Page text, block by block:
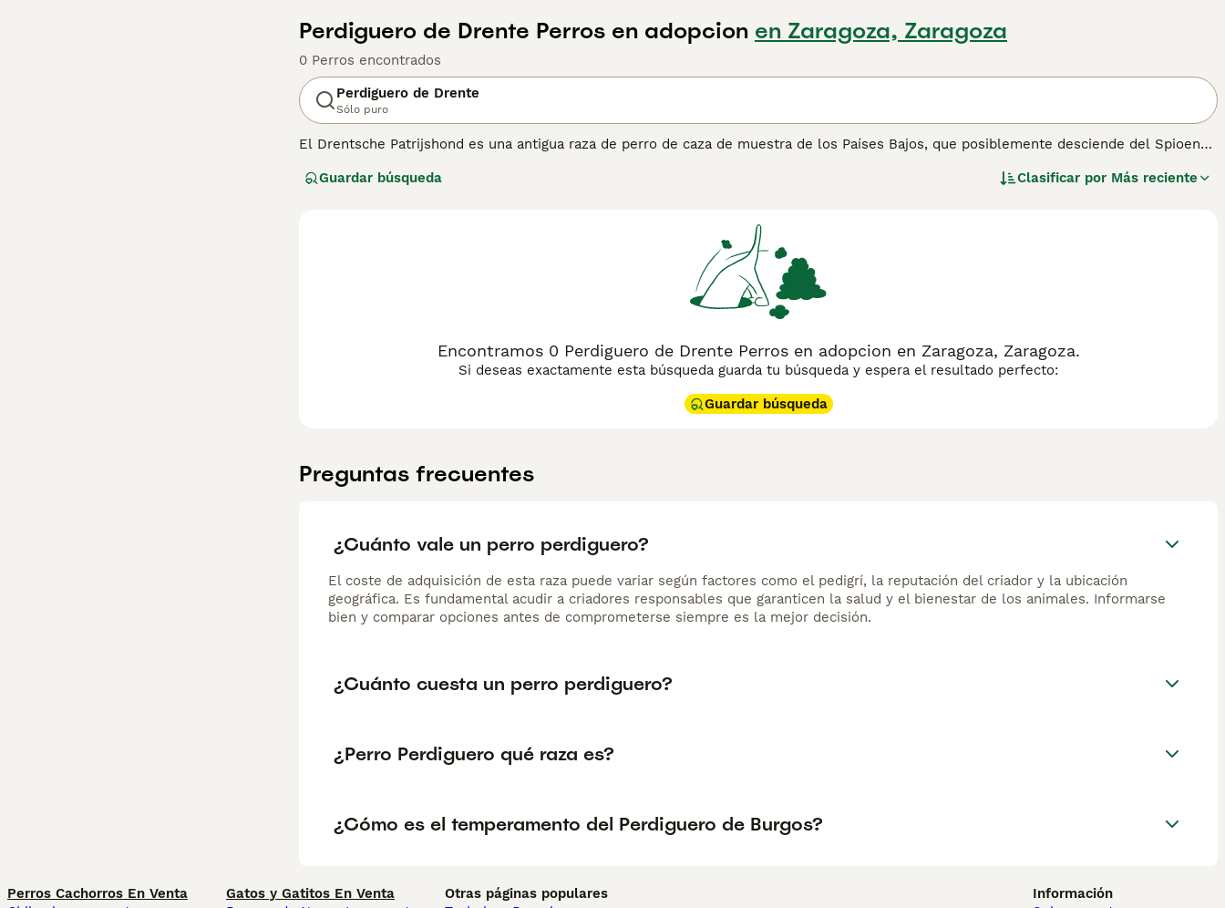
Perdiguero de Drente Perros en adopcion en Zaragoza, Zaragoza
0 Perros encontrados
Perdiguero de Drente
Sólo puro
El Drentsche Patrijshond es una antigua raza de perro de caza de muestra de los Países Bajos, que posiblemente desciende del Spioen
página de consejos sobre el
Guardar búsqueda Clasificar por Más reciente
Encontramos 0 Perdiguero de Drente Perros en adopcion en Zaragoza, Zaragoza.
Si deseas exactamente esta búsqueda guarda tu búsqueda y espera el resultado perfecto:
Guardar búsqueda
Preguntas frecuentes
¿Cuánto vale un perro perdiguero?
El coste de adquisición de esta raza puede variar según factores como el pedigrí, la reputación del criador y la ubicación
geográfica. Es fundamental acudir a criadores responsables que garanticen la salud y el bienestar de los animales. Informarse
bien y comparar opciones antes de comprometerse siempre es la mejor decisión.
¿Cuánto cuesta un perro perdiguero?
¿Perro Perdiguero qué raza es?
¿Cómo es el temperamento del Perdiguero de Burgos?
Perros Cachorros En Venta
Gatos y Gatitos En Venta
Otras páginas populares
Información